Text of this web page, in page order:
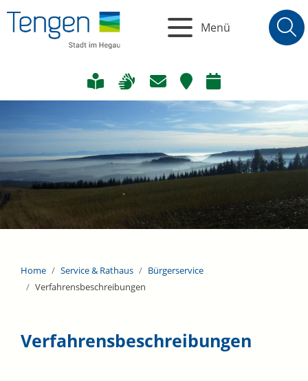
Menü
Home Service & Rathaus
Bürgerservice
Verfahrensbeschreibungen
Verfahrensbeschreibungen